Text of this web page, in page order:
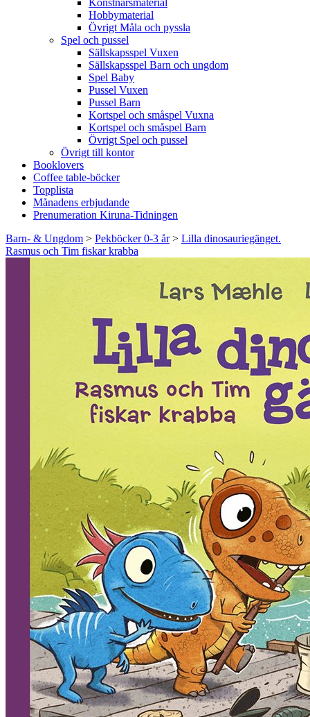
Konstnärsmaterial
Hobbymaterial
Övrigt Måla och pyssla
Spel och pussel
Sällskapsspel Vuxen
Sällskapsspel Barn och ungdom
Spel Baby
Pussel Vuxen
Pussel Barn
Kortspel och småspel Vuxna
Kortspel och småspel Barn
Övrigt Spel och pussel
Övrigt till kontor
Booklovers
Coffee table-böcker
Topplista
Månadens erbjudande
Prenumeration Kiruna-Tidningen
Barn- & Ungdom > Pekböcker 0-3 år> Lilla dinosauriegänget.
Rasmus och Tim fiskar krabba